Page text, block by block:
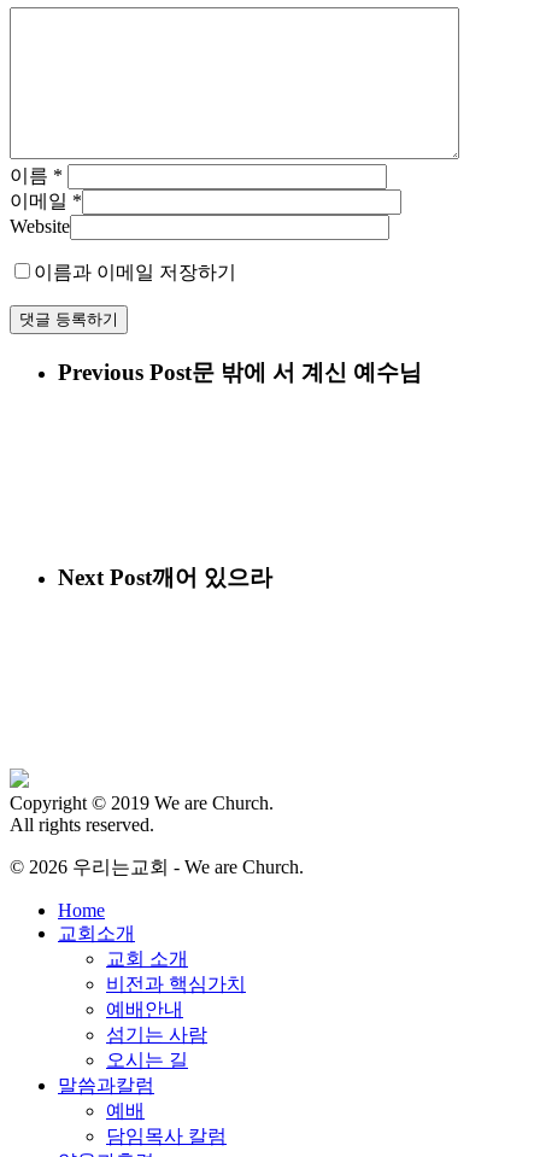
이름 *
이메일 *
Website
이름과 이메일 저장하기
Previous Post문 밖에 서 계신 예수님
Next Post깨어 있으라
Copyright © 2019 We are Church.
All rights reserved.
© 2026 우리는교회 - We are Church.
Close
Menu
Home
교회소개
교회 소개
비전과 핵심가치
예배안내
섬기는 사람
오시는 길
말씀과칼럼
예배
담임목사 칼럼